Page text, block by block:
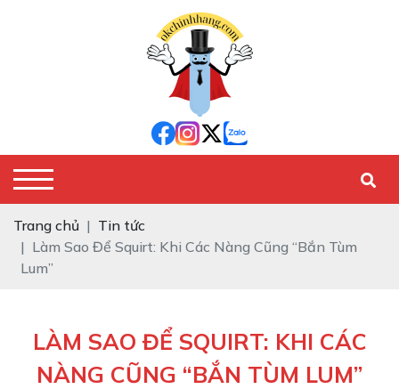
Trang chủ
Tin tức
Làm Sao Để Squirt: Khi Các Nàng Cũng “Bắn Tùm
Lum”
LÀM SAO ĐỂ SQUIRT: KHI CÁC
NÀNG CŨNG “BẮN TÙM LUM”